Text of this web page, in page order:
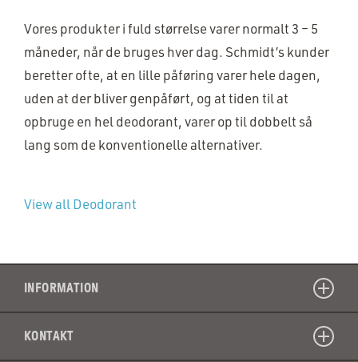
Vores produkter i fuld størrelse varer normalt 3 – 5
måneder, når de bruges hver dag. Schmidt’s kunder
beretter ofte, at en lille påføring varer hele dagen,
uden at der bliver genpåført, og at tiden til at
opbruge en hel deodorant, varer op til dobbelt så
lang som de konventionelle alternativer.
View all Deodorant
INFORMATION
KONTAKT